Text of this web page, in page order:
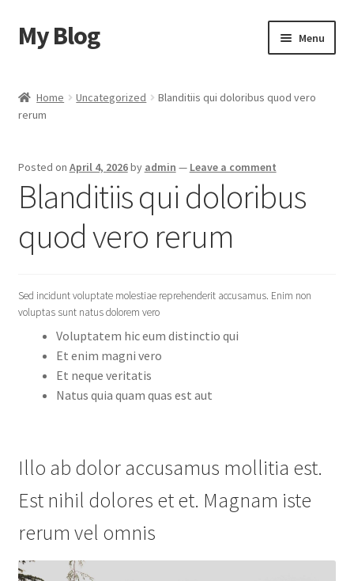
Skip
to
Skip
to
My Blog Menu
Cart
Checkout
My account
Sample Page
Home Uncategorized
Blanditiis qui doloribus quod vero
rerum
Posted on April 4, 2026by admin — Leave a comment
Blanditiis qui doloribus
quod vero rerum
Sed incidunt voluptate molestiae reprehenderit accusamus. Enim non
voluptas sunt natus dolorem vero
Voluptatem hic eum distinctio qui
Et enim magni vero
Et neque veritatis
Natus quia quam quas est aut
Illo ab dolor accusamus mollitia est.
Est nihil dolores et et. Magnam iste
rerum vel omnis